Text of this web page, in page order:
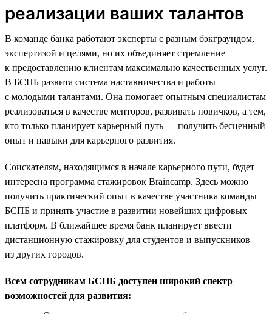
реализации ваших талантов
В команде банка работают эксперты с разным бэкграундом,
экспертизой и целями, но их объединяет стремление
к предоставлению клиентам максимально качественных услуг.
В БСПБ развита система наставничества и работы
с молодыми талантами. Она помогает опытным специалистам
реализоваться в качестве менторов, развивать новичков, а тем,
кто только планирует карьерный путь — получить бесценный
опыт и навыки для карьерного развития.
Соискателям, находящимся в начале карьерного пути, будет
интересна программа стажировок Braincamp. Здесь можно
получить практический опыт в качестве участника команды
БСПБ и принять участие в развитии новейших цифровых
платформ. В ближайшее время банк планирует ввести
дистанционную стажировку для студентов и выпускников
из других городов.
Всем сотрудникам БСПБ доступен широкий спектр
возможностей для развития: